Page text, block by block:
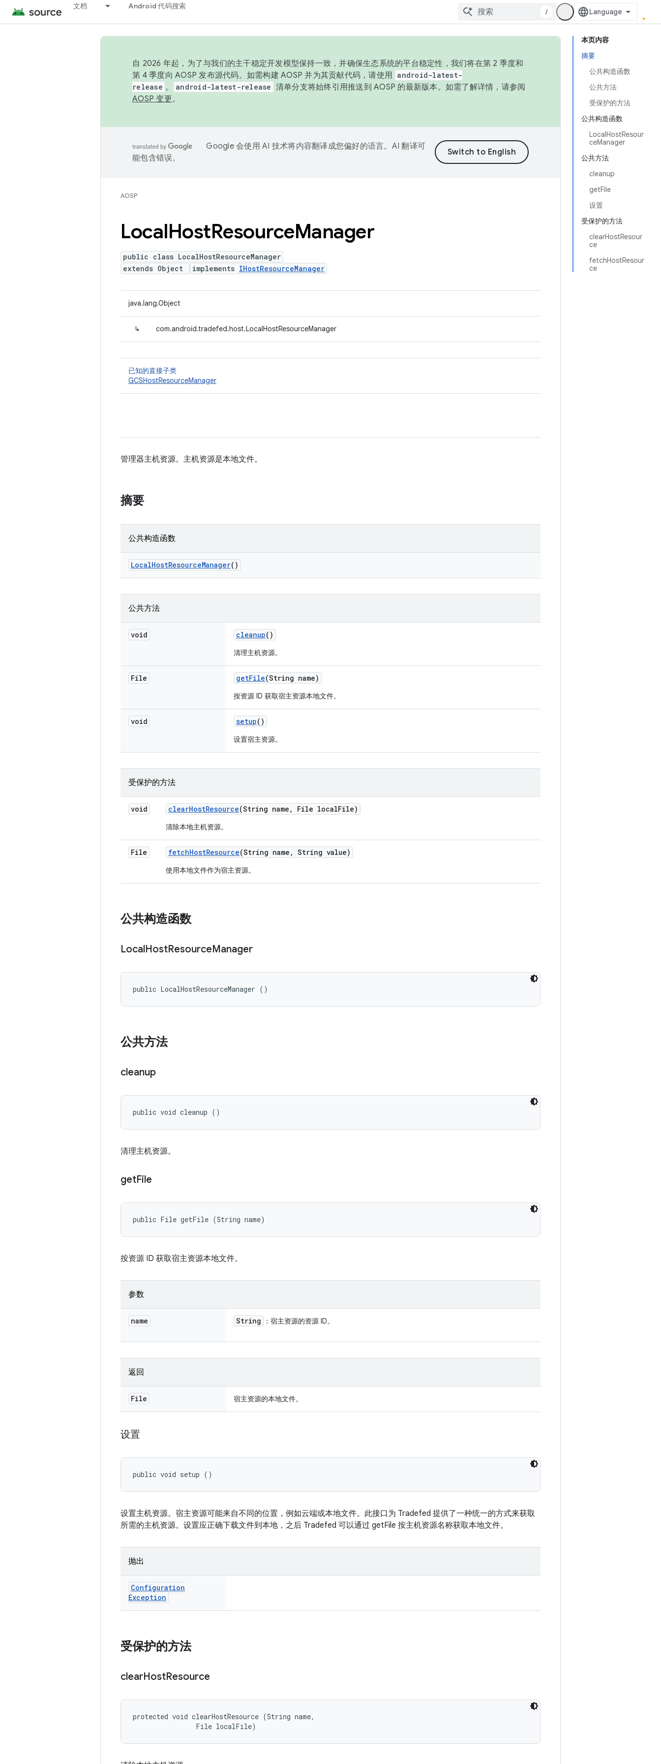
文档 Android 代码搜索
/
本页内容
摘要
公共构造函数
公共方法
受保护的方法
公共构造函数
LocalHostResour
ceManager
公共方法
cleanup
getFile
设置
受保护的方法
clearHostResour
ce
fetchHostResour
ce
自 2026 年起，为了与我们的主干稳定开发模型保持一致，并确保生态系统的平台稳定性，我们将在第 2 季度和
第 4 季度向 AOSP 发布源代码。如需构建 AOSP 并为其贡献代码，请使用 android-latest-
release 。 android-latest-release 清单分支将始终引用推送到 AOSP 的最新版本。如需了解详情，请参阅
AOSP 变更。
Google 会使用 AI 技术将内容翻译成您偏好的语言。AI 翻译可
能包含错误。
AOSP
LocalHostResourceManager
public class LocalHostResourceManager
extends Object
implements IHostResourceManager
java.lang.Object
↳ com.android.tradefed.host.LocalHostResourceManager
已知的直接子类
GCSHostResourceManager
管理器主机资源。主机资源是本地文件。
摘要
公共构造函数
LocalHostResourceManager()
公共方法
void cleanup()
清理主机资源。
File getFile(String name)
按资源 ID 获取宿主资源本地文件。
void setup()
设置宿主资源。
受保护的方法
void clearHostResource(String name , File localFile)
清除本地主机资源。
File fetchHostResource(String name , String value)
使用本地文件作为宿主资源。
公共构造函数
LocalHostResourceManager
public LocalHostResourceManager ()
公共方法
cleanup
public void cleanup ()
清理主机资源。
getFile
public File getFile (String name)
按资源 ID 获取宿主资源本地文件。
参数
name String ：宿主资源的资源 ID。
返回
File 宿主资源的本地文件。
设置
public void setup ()
设置主机资源。宿主资源可能来自不同的位置，例如云端或本地文件。此接口为 Tradefed 提供了一种统一的方式来获取
所需的主机资源。设置应正确下载文件到本地，之后 Tradefed 可以通过 getFile 按主机资源名称获取本地文件。
抛出
Configuration
Exception
受保护的方法
clearHostResource
protected void clearHostResource (String name,
                File localFile)